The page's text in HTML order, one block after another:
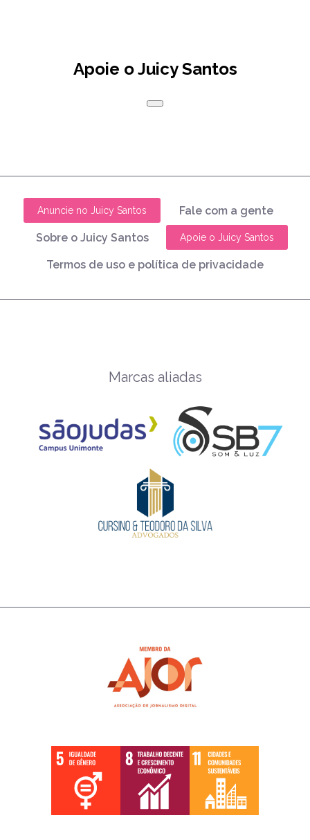
Apoie o Juicy Santos
Anuncie no Juicy Santos Fale com a gente
Sobre o Juicy Santos Apoie o Juicy Santos
Termos de uso e política de privacidade
Marcas aliadas